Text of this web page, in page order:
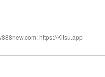
https://Kitsu.app